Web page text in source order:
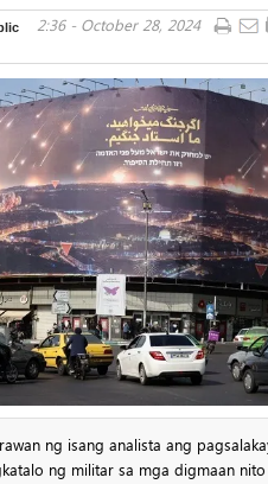
2:36 - October 28, 2024
ng isang analista ang
ng militar sa mga digmaan nito